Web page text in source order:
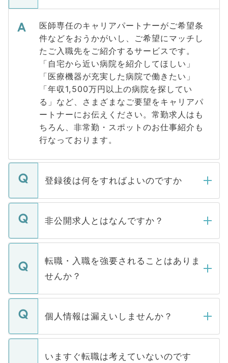
医師専任のキャリアパートナーがご希望条
件などをおうかがいし、ご希望にマッチし
たご入職先をご紹介するサービスです。
「自宅から近い病院を紹介してほしい」
「医療機器が充実した病院で働きたい」
「年収1,500万円以上の病院を探してい
る」など、さまざまなご要望をキャリアパ
ートナーにお伝えください。常勤求人はも
ちろん、非常勤・スポットのお仕事紹介も
行なっております。
登録後は何をすればよいのですか
ご登録いただきましたら、弊社担当者がご
登録内容を確認し、その後メールもしくは
ます。通常、5営業日以内にはご連絡をせて
いただきますので、しばらくお待ちくださ
非公開求人とはなんですか？
マイナビDOCTORで取り扱っている求人の
うち約3割は、Webサイトからご覧いただ
けない「非公開求人」です。非公開求人は
下記の理由によって、一般には公開してい
ません。
■応募殺到を避けるため 人気のある医療機
関を公にしてしまうと、応募が殺到する場
に、医療機関が求める条件に合った人材の
転職・入職を強要されることはありま
せんか？
転職・入職を強要することは一切ありませ
ん。また、仮に応募先から内定をいただい
定を承諾する必要はありません。内定先へ
の辞退の連絡はキャリアパートナーが行い
個人情報は漏えいしませんか？
個人情報が漏えいすることはありませんの
で、ご安心ください。当サイトからの登録
いますぐ転職は考えていないのです